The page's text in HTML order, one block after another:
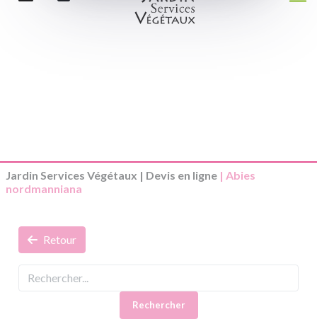
Jardin Services Végétaux | Devis en ligne | Abies
nordmanniana
Retour
Rechercher